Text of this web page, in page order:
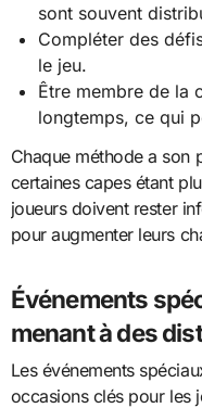
sont souvent
Compléter des
le jeu.
Être membre de la
longtemps, ce qui
Chaque méthode a son
certaines capes étant
joueurs doivent rester
pour augmenter leurs
Événements
menant à des
Les événements
occasions clés pour les